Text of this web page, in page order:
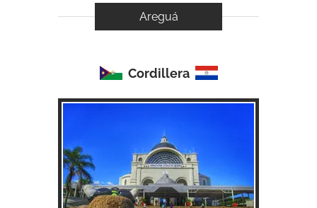
Areguá
Cordillera
Acessar...